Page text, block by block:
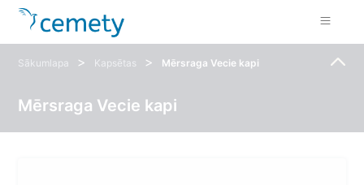
Sākumlapa > Kapsētas > Mērsraga Vecie kapi
Mērsraga Vecie kapi